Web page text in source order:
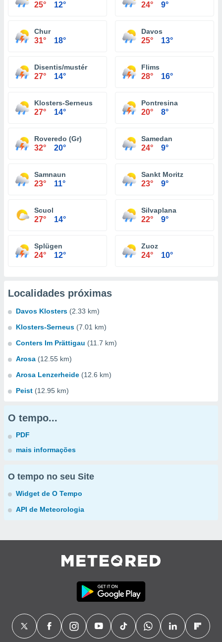
25° 12° 24° 9°
Chur
31° 18°
Davos
25° 13°
Disentis/mustér
27° 14°
Flims
28° 16°
Klosters-Serneus
27° 14°
Pontresina
20° 8°
Roveredo (Gr)
32° 20°
Samedan
24° 9°
Samnaun
23° 11°
Sankt Moritz
23° 9°
Scuol
27° 14°
Silvaplana
22° 9°
Splügen
24° 12°
Zuoz
24° 10°
Localidades próximas
Davos Klosters (2.33 km)
Klosters-Serneus (7.01 km)
Conters Im Prättigau (11.7 km)
Arosa (12.55 km)
Arosa Lenzerheide (12.6 km)
Peist (12.95 km)
O tempo...
PDF
mais informações
O tempo no seu Site
Widget de O Tempo
API de Meteorologia